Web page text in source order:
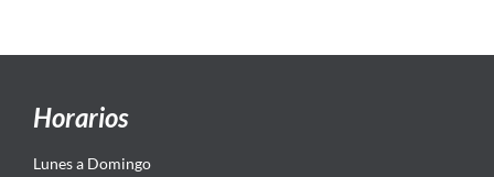
Horarios
Lunes a Domingo